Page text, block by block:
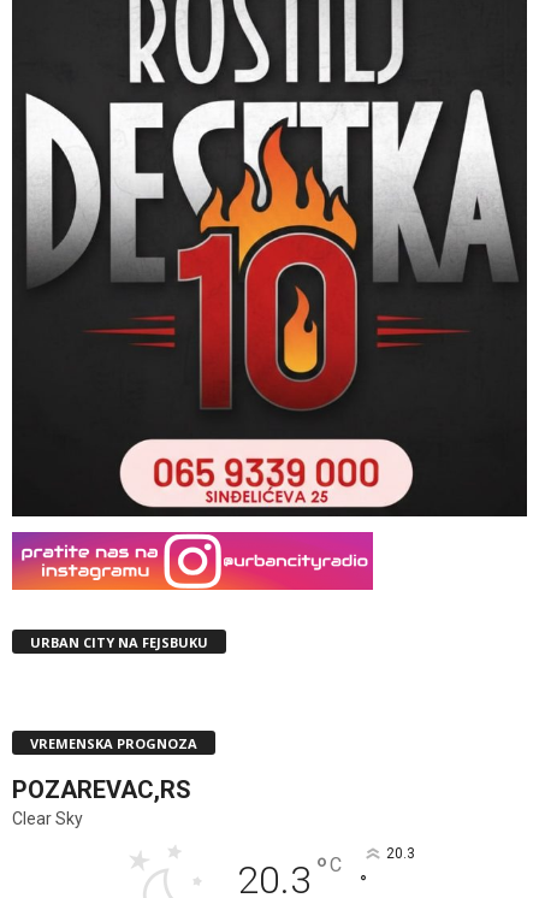
URBAN CITY NA FEJSBUKU
VREMENSKA PROGNOZA
POZAREVAC,RS
Clear Sky
20.3 °C 20.3
°